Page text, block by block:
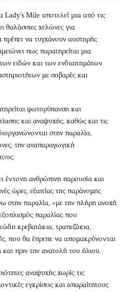
Mile αποτελεί μια από τις
θαλάσσιες χελώνες για
να τυγχάνουν αυστηρής
πως παρατηρείται μια
ειδών και των ενδιαιτημάτων
με σοβαρές και
φωτορύπανση και
και αναψυχής, καθώς και τις
στην παραλία,
την αναπαραγωγική
έντονη ανθρώπινη παρουσία και
ώρες, εξαιτίας της παράνομης
στην παραλία, «με την πλήρη ανοχή
παραλίας που
κρεβατάκια, τραπεζάκια,
που θα έπρεπε να απομακρύνονται
πριν την ανατολή του ήλιου.
αναψυχής χωρίς τις
εγκρίσεις και απαραίτητους